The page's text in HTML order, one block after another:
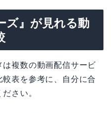
ズ』が見れる動
複数の動画配信サービ
表を参考に、自分に合
さい。